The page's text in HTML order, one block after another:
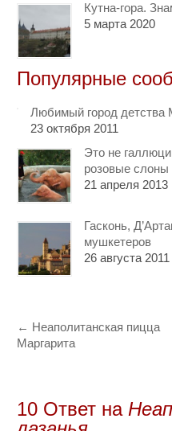
Кутна-гора.
5 марта 2020
Популярные
Любимый город детства
23 октября 2011
Это не
розовые слоны
21 апреля 2013
Гасконь,
мушкетеров
26 августа 2011
← Неаполитанская пицца
Маргарита
10 Oтвет на